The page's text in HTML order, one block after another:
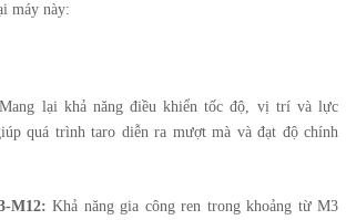
máy này:
Mang lại khả năng điều khiển tốc độ, vị trí và lực
quá trình taro diễn ra mượt mà và đạt độ chính
M12: Khả năng gia công ren trong khoảng từ M3